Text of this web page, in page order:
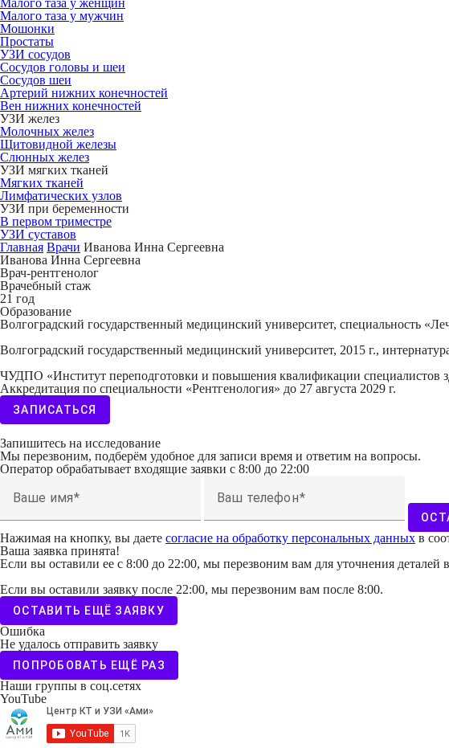
Малого таза у женщин
Малого таза у мужчин
Мошонки
Простаты
УЗИ сосудов
Сосудов головы и шеи
Сосудов шеи
Артерий нижних конечностей
Вен нижних конечностей
УЗИ желез
Молочных желез
Щитовидной железы
Слюнных желез
УЗИ мягких тканей
Мягких тканей
Лимфатических узлов
УЗИ при беременности
В первом триместре
УЗИ суставов
Главная Врачи Иванова Инна Сергеевна
Иванова Инна Сергеевна
Врач-рентгенолог
Врачебный стаж
21 год
Образование
Волгоградский государственный медицинский университет, специальность
Волгоградский государственный медицинский университет, 2015 г.,
ЧУДПО «Институт переподготовки и повышения квалификации специалистов
Аккредитация по специальности «Рентгенология» до 27 августа 2029 г.
ЗАПИСАТЬСЯ
Запишитесь на исследование
Мы перезвоним, подберём удобное для записи время и ответим на вопросы.
Оператор обрабатывает входящие заявки с 8:00 до 22:00
Ваше имя Ваш телефон
Нажимая на кнопку, вы даете согласие на обработку персональных данных в
Ваша заявка принята!
Если вы оставили ее с 8:00 до 22:00, мы перезвоним вам для уточнения деталей
Если вы оставили заявку после 22:00, мы перезвоним вам после 8:00.
ОСТАВИТЬ ЕЩЁ ЗАЯВКУ
Ошибка
Не удалось отправить заявку
ПОПРОБОВАТЬ ЕЩЁ РАЗ
Наши группы в соц.сетях
YouTube